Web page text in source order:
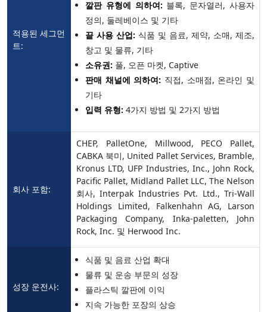
적용된 세그먼
트:
깔판 유형에 의하여: 블록, 문자열러, 사용자
정의, 둘레베이스 및 기타
끝 사용 산업: 식품 및 음료, 제약, 소매, 제조,
창고 및 물류, 기타
소유권: 풀, 오픈 마켓, Captive
판매 채널에 의하여: 직접, 소매점, 온라인 및
기타
입력 유형: 4가지 방법 및 2가지 방법
회사 포함:
CHEP, PalletOne, Millwood, PECO Pallet,
CABKA 북미, United Pallet Services, Bramble,
Kronus LTD, UFP Industries, Inc., John Rock,
Pacific Pallet, Midland Pallet LLC, The Nelson
회사, Interpak Industries Pvt. Ltd., Tri-Wall
Holdings Limited, Falkenhahn AG, Larson
Packaging Company, Inka-paletten, John
Rock, Inc. 및 Herwood Inc.
성장 운전사:
식품 및 음료 산업 확대
물류 및 운송 부문의 성장
플라스틱 깔판에 이익
지속 가능한 포장의 상승